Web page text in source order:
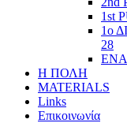
1st
1ο
28
Η ΠΟΛΗ
MATERIALS
Links
Επικοινωνία